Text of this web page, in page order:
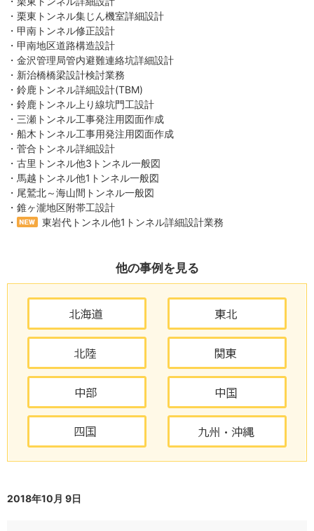
・栗東トンネル集じん機室詳細設計
・甲南トンネル修正設計
・甲南地区道路構造設計
・金沢管理局管内避難連絡坑詳細設計
・新治橋橋梁設計検討業務
・鈴鹿トンネル詳細設計(TBM)
・鈴鹿トンネル上り線坑門工設計
・三瀬トンネル工事発注用図面作成
・船木トンネル工事用発注用図面作成
・菅合トンネル詳細設計
・古里トンネル他3トンネル一般図
・馬越トンネル他1トンネル一般図
・尾鷲北～海山間トンネル一般図
・錐ヶ瀧地区附帯工設計
・
東岩代トンネル他1トンネル詳細設計業務
他の事例を見る
2018年10月 9日